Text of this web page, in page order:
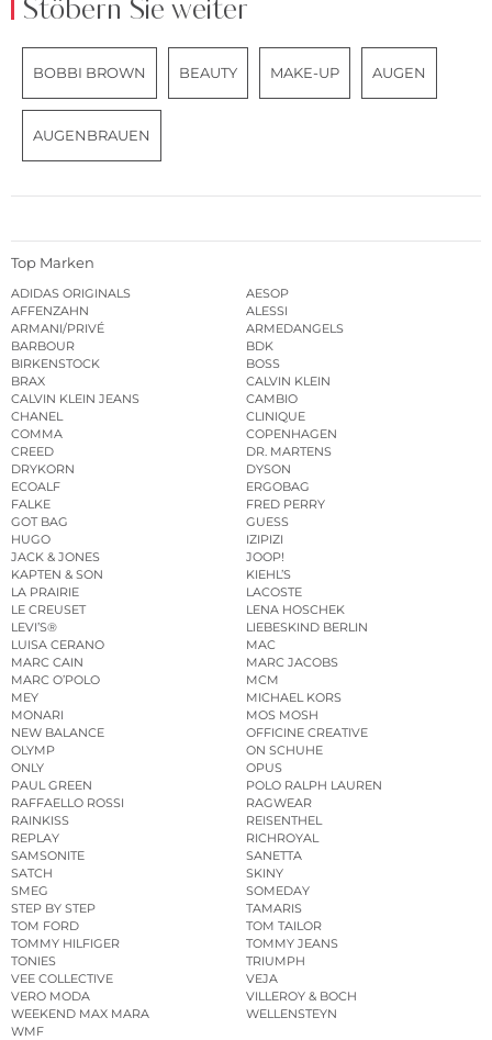
Stöbern Sie weiter
BOBBI BROWN BEAUTY MAKE-UP AUGEN
AUGENBRAUEN
Top Marken
ADIDAS ORIGINALS
AESOP
AFFENZAHN
ALESSI
ARMANI/PRIVÉ
ARMEDANGELS
BARBOUR
BDK
BIRKENSTOCK
BOSS
BRAX
CALVIN KLEIN
CALVIN KLEIN JEANS
CAMBIO
CHANEL
CLINIQUE
COMMA
COPENHAGEN
CREED
DR. MARTENS
DRYKORN
DYSON
ECOALF
ERGOBAG
FALKE
FRED PERRY
GOT BAG
GUESS
HUGO
IZIPIZI
JACK & JONES
JOOP!
KAPTEN & SON
KIEHL’S
LA PRAIRIE
LACOSTE
LE CREUSET
LENA HOSCHEK
LEVI’S®
LIEBESKIND BERLIN
LUISA CERANO
MAC
MARC CAIN
MARC JACOBS
MARC O’POLO
MCM
MEY
MICHAEL KORS
MONARI
MOS MOSH
NEW BALANCE
OFFICINE CREATIVE
OLYMP
ON SCHUHE
ONLY
OPUS
PAUL GREEN
POLO RALPH LAUREN
RAFFAELLO ROSSI
RAGWEAR
RAINKISS
REISENTHEL
REPLAY
RICHROYAL
SAMSONITE
SANETTA
SATCH
SKINY
SMEG
SOMEDAY
STEP BY STEP
TAMARIS
TOM FORD
TOM TAILOR
TOMMY HILFIGER
TOMMY JEANS
TONIES
TRIUMPH
VEE COLLECTIVE
VEJA
VERO MODA
VILLEROY & BOCH
WEEKEND MAX MARA
WELLENSTEYN
WMF